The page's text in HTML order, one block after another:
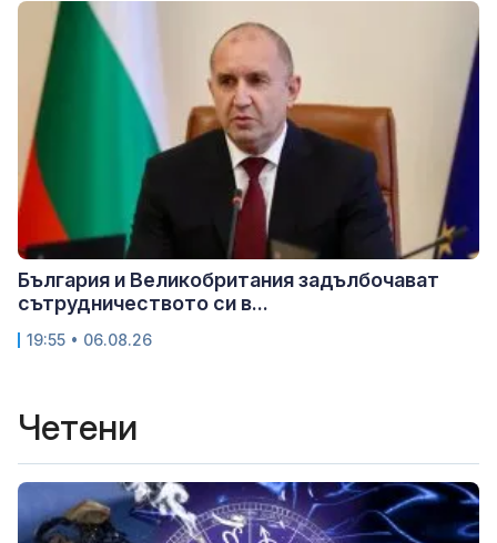
България и Великобритания задълбочават
сътрудничеството си в...
19:55 • 06.08.26
Четени